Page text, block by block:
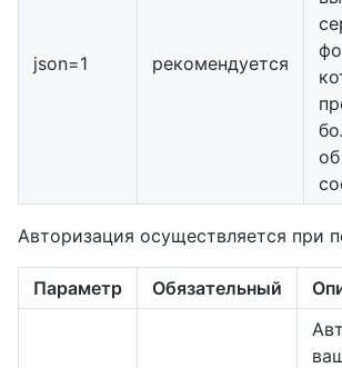
json=1 рекомендуется
Авторизация осуществляется при
Параметр Обязательный